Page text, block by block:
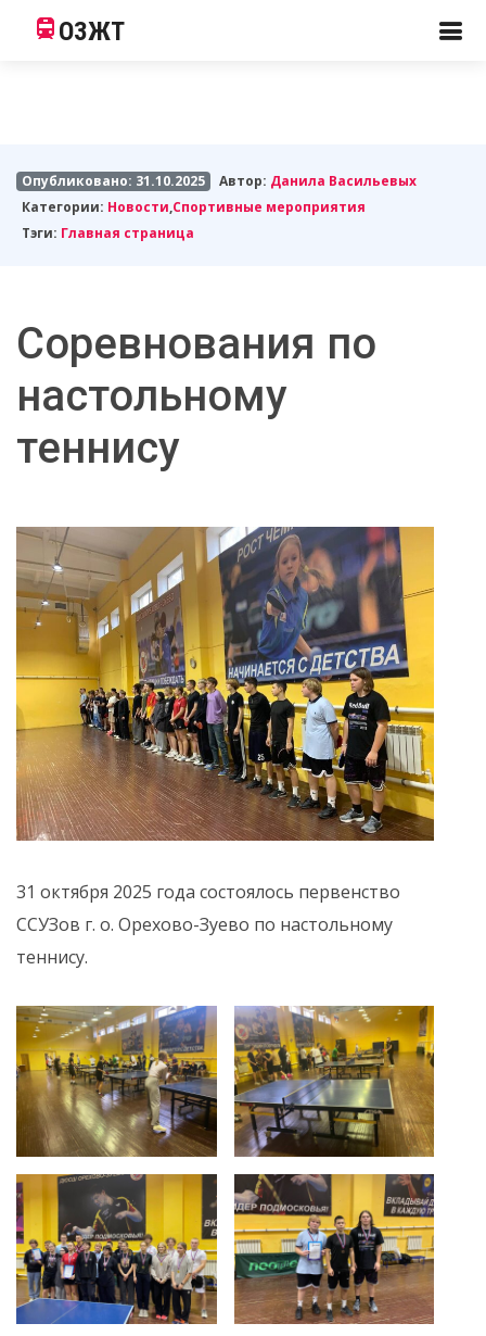
ОЗЖТ
Опубликовано: 31.10.2025 Автор: Данила Васильевых
Категории: Новости,Спортивные мероприятия
Тэги: Главная страница
Соревнования по
настольному
теннису
31 октября 2025 года состоялось первенство
ССУЗов г. о. Орехово-Зуево по настольному
теннису.